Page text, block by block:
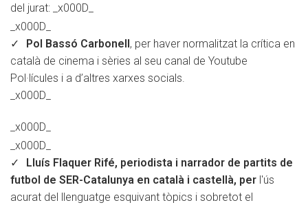
del jurat: _x000D_
_x000D_
Pol Bassó Carbonell, per haver normalitzat la crítica en
català de cinema i sèries al seu canal de Youtube
Pol·lícules i a d’altres xarxes socials.
_x000D_
_x000D_
_x000D_
Lluís Flaquer Rifé, periodista i narrador de partits de
futbol de SER-Catalunya en català i castellà, per l'ús
acurat del llenguatge esquivant tòpics i sobretot el